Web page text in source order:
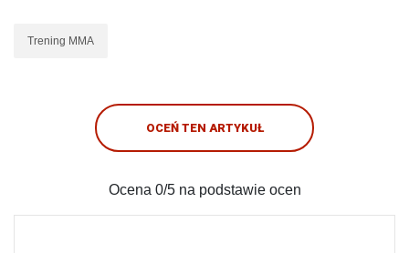
Trening MMA
OCEŃ TEN ARTYKUŁ
Ocena 0/5 na podstawie ocen